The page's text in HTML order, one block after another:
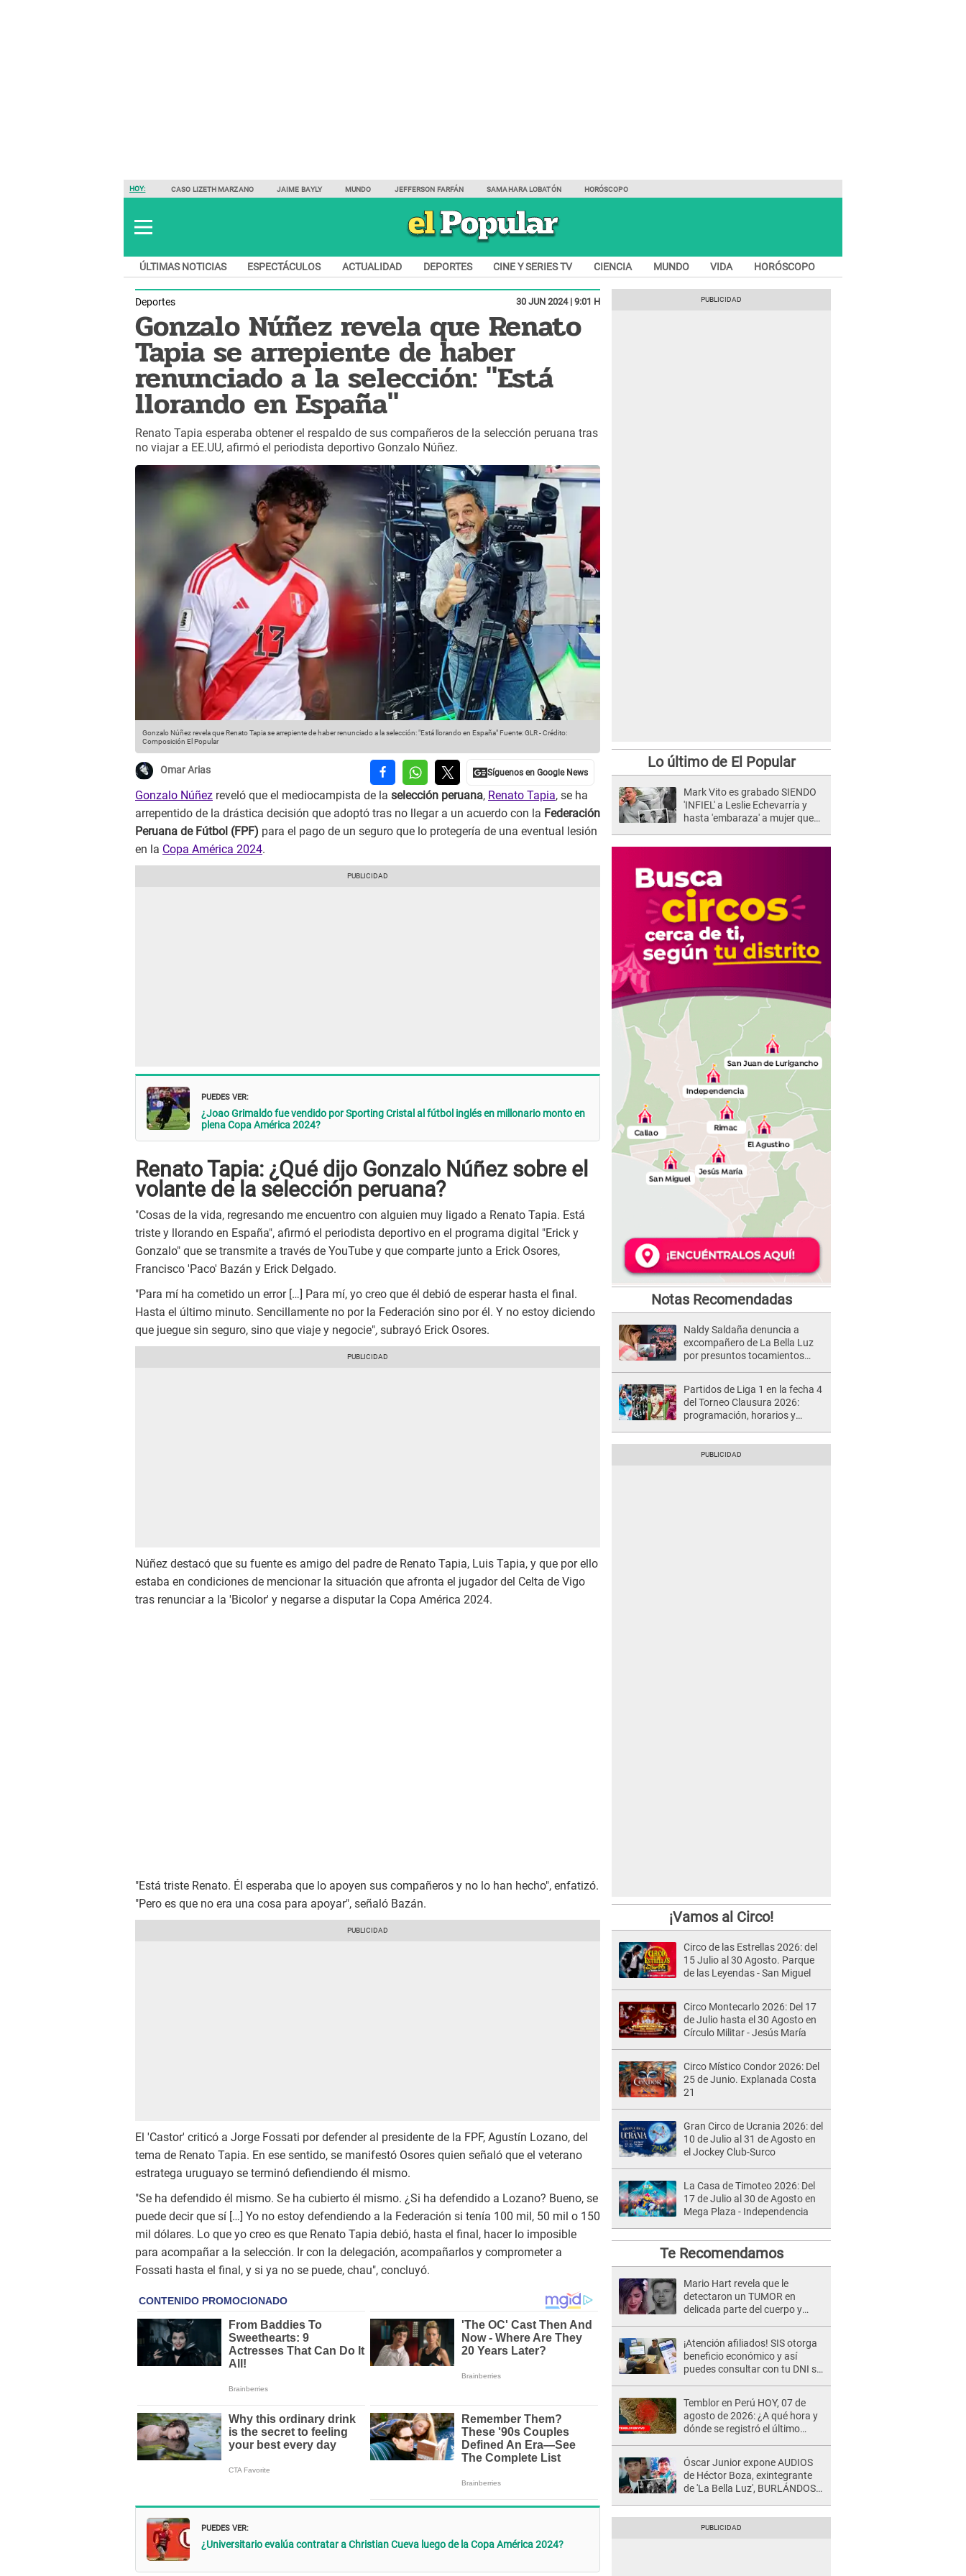
HOY: CASO LIZETH MARZANO JAIME BAYLY MUNDO JEFFERSON FARFÁN SAMAHARA LOBATÓN HORÓSCOPO
ÚLTIMAS NOTICIAS ESPECTÁCULOS ACTUALIDAD DEPORTES CINE Y SERIES TV CIENCIA MUNDO VIDA HORÓSCOPO
Deportes 30 JUN 2024 | 9:01 H
Gonzalo Núñez revela que Renato
Tapia se arrepiente de haber
renunciado a la selección: "Está
llorando en España"
Renato Tapia esperaba obtener el respaldo de sus compañeros de la selección peruana tras
no viajar a EE.UU, afirmó el periodista deportivo Gonzalo Núñez.
Gonzalo Núñez revela que Renato Tapia se arrepiente de haber renunciado a la selección: "Está llorando en España" Fuente: GLR-Crédito:
Composición El Popular
Omar Arias
Gonzalo Núñez reveló que el mediocampista de la selección peruana, Renato Tapia, se ha
arrepentido de la drástica decisión que adoptó tras no llegar a un acuerdo con la Federación
Peruana de Fútbol (FPF) para el pago de un seguro que lo protegería de una eventual lesión
en la Copa América 2024.
PUEDES VER:
¿Joao Grimaldo fue vendido por Sporting Cristal al fútbol inglés en millonario monto en
plena Copa América 2024?
Renato Tapia: ¿Qué dijo Gonzalo Núñez sobre el
volante de la selección peruana?
"Cosas de la vida, regresando me encuentro con alguien muy ligado a Renato Tapia. Está
triste y llorando en España", afirmó el periodista deportivo en el programa digital "Erick y
Gonzalo" que se transmite a través de YouTube y que comparte junto a Erick Osores,
Francisco 'Paco' Bazán y Erick Delgado.
"Para mí ha cometido un error […] Para mí, yo creo que él debió de esperar hasta el final.
Hasta el último minuto. Sencillamente no por la Federación sino por él. Y no estoy diciendo
que juegue sin seguro, sino que viaje y negocie", subrayó Erick Osores.
Núñez destacó que su fuente es amigo del padre de Renato Tapia, Luis Tapia, y que por ello
estaba en condiciones de mencionar la situación que afronta el jugador del Celta de Vigo
tras renunciar a la 'Bicolor' y negarse a disputar la Copa América 2024.
"Está triste Renato. Él esperaba que lo apoyen sus compañeros y no lo han hecho", enfatizó.
"Pero es que no era una cosa para apoyar", señaló Bazán.
El 'Castor' criticó a Jorge Fossati por defender al presidente de la FPF, Agustín Lozano, del
tema de Renato Tapia. En ese sentido, se manifestó Osores quien señaló que el veterano
estratega uruguayo se terminó defiendiendo él mismo.
"Se ha defendido él mismo. Se ha cubierto él mismo. ¿Si ha defendido a Lozano? Bueno, se
puede decir que sí […] Yo no estoy defendiendo a la Federación si tenía 100 mil, 50 mil o 150
mil dólares. Lo que yo creo es que Renato Tapia debió, hasta el final, hacer lo imposible
para acompañar a la selección. Ir con la delegación, acompañarlos y comprometer a
Fossati hasta el final, y si ya no se puede, chau", concluyó.
PUEDES VER:
¿Universitario evalúa contratar a Christian Cueva luego de la Copa América 2024?
Lo último de El Popular
Mark Vito es grabado SIENDO
'INFIEL' a Leslie Echevarría y
hasta 'embaraza' a mujer que
Notas Recomendadas
Naldy Saldaña denuncia a
excompañero de La Bella Luz
por presuntos tocamientos
Partidos de Liga 1 en la fecha 4
del Torneo Clausura 2026:
programación, horarios y
¡Vamos al Circo!
Circo de las Estrellas 2026: del
15 Julio al 30 Agosto. Parque
de las Leyendas - San Miguel
Circo Montecarlo 2026: Del 17
de Julio hasta el 30 Agosto en
Círculo Militar - Jesús María
Circo Místico Condor 2026: Del
25 de Junio. Explanada Costa
21
Gran Circo de Ucrania 2026: del
10 de Julio al 31 de Agosto en
el Jockey Club-Surco
La Casa de Timoteo 2026: Del
17 de Julio al 30 de Agosto en
Mega Plaza - Independencia
Te Recomendamos
Mario Hart revela que le
detectaron un TUMOR en
delicada parte del cuerpo y
¡Atención afiliados! SIS otorga
beneficio económico y así
puedes consultar con tu DNI si
Temblor en Perú HOY, 07 de
agosto de 2026: ¿A qué hora y
dónde se registró el último
Óscar Junior expone AUDIOS
de Héctor Boza, exintegrante
de 'La Bella Luz', BURLÁNDOSE